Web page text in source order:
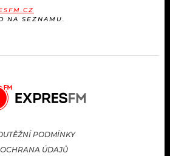
NA SEZNAMU.
PODMÍNKY
OCHRANA ÚDAJŮ